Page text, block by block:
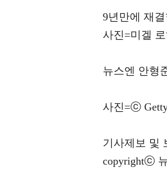
9년만에 재
사진=미겔
뉴스엔 안형
사진=ⓒ
기사제보 및
copyrightⓒ